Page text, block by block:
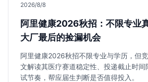
2026/8/8
阿里健康2026秋招：不限专业
大厂最后的捡漏机会
阿里健康2026秋招不限专业与学历，但
文解读其医疗赛道稳定性、投递截止时
试节奏，帮应届生判断是否值得投入。